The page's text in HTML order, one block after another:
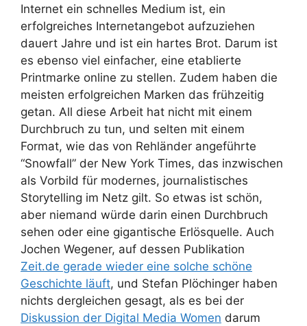
Internet ein schnelles Medium ist, ein
erfolgreiches Internetangebot aufzuziehen
dauert Jahre und ist ein hartes Brot. Darum ist
es ebenso viel einfacher, eine etablierte
Printmarke online zu stellen. Zudem haben die
meisten erfolgreichen Marken das frühzeitig
getan. All diese Arbeit hat nicht mit einem
Durchbruch zu tun, und selten mit einem
Format, wie das von Rehländer angeführte
“Snowfall” der New York Times, das inzwischen
als Vorbild für modernes, journalistisches
Storytelling im Netz gilt. So etwas ist schön,
aber niemand würde darin einen Durchbruch
sehen oder eine gigantische Erlösquelle. Auch
Jochen Wegener, auf dessen Publikation
Zeit.de gerade wieder eine solche schöne
Geschichte läuft, und Stefan Plöchinger haben
nichts dergleichen gesagt, als es bei der
Diskussion der Digital Media Women darum